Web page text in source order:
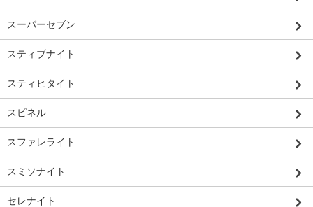
スーパーセブン
スティブナイト
スティヒタイト
スピネル
スファレライト
スミソナイト
セレナイト